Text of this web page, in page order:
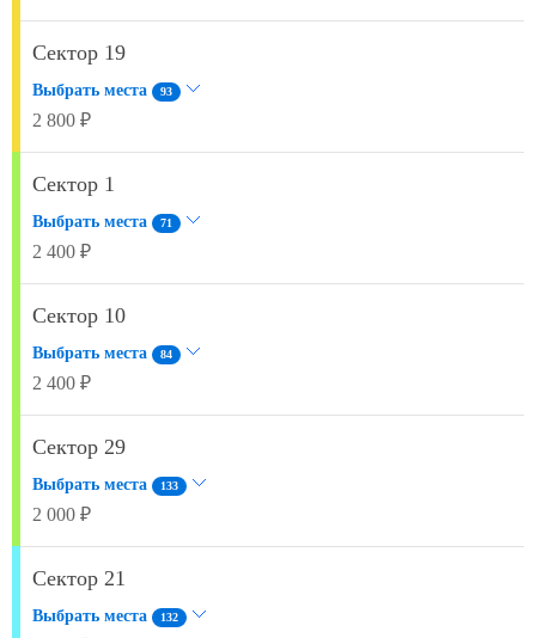
Сектор 19
Выбрать места 93
2 800 ₽
Сектор 1
Выбрать места 71
2 400 ₽
Сектор 10
Выбрать места 84
2 400 ₽
Сектор 29
Выбрать места 133
2 000 ₽
Сектор 21
Выбрать места 132